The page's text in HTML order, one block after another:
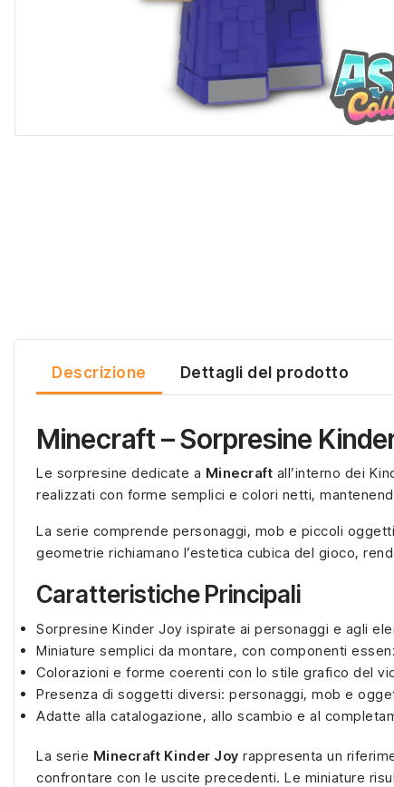
Descrizione Dettagli del prodotto
Minecraft – Sorpresine
Le sorpresine dedicate a Minecraft all’interno dei
realizzati con forme semplici e colori netti,
La serie comprende personaggi, mob e piccoli
geometrie richiamano l’estetica cubica del gioco,
Caratteristiche Principali
Sorpresine Kinder Joy ispirate ai personaggi e agli
Miniature semplici da montare, con componenti
Colorazioni e forme coerenti con lo stile grafico del
Presenza di soggetti diversi: personaggi, mob e
Adatte alla catalogazione, allo scambio e al
La serie Minecraft Kinder Joy rappresenta un
confrontare con le uscite precedenti. Le miniature